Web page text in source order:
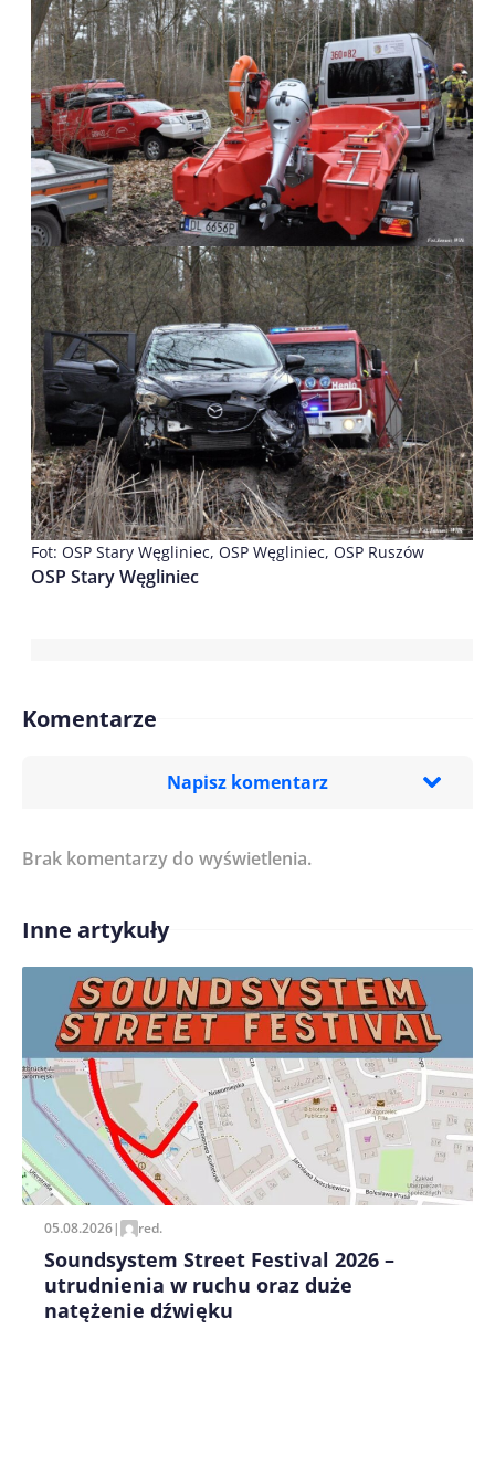
Fot: OSP Stary Węgliniec, OSP Węgliniec, OSP Ruszów
OSP Stary Węgliniec
Komentarze
Napisz komentarz
Treść komentarza*
Imię/ Nick*
Zapamiętaj moje dane w tej przeglądarce podczas
pisania kolejnych komentarzy.
Brak komentarzy do wyświetlenia.
Inne artykuły
05.08.2026| red.
Soundsystem Street Festival 2026 –
utrudnienia w ruchu oraz duże
natężenie dźwięku